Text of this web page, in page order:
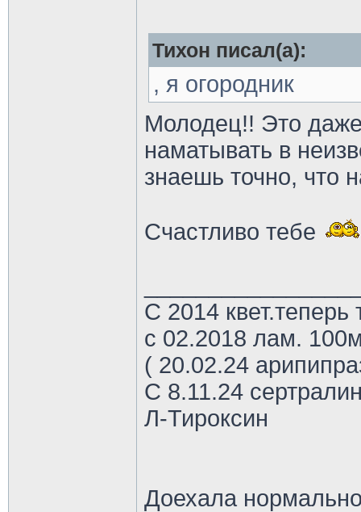
Тихон писал(а):
, я огородник
Молодец!! Это
наматывать в
знаешь точно, что
Счастливо тебе
С 2014 квет.теперь
с 02.2018 лам.
( 20.02.24
С 8.11.24
Л-Тироксин
Доехала